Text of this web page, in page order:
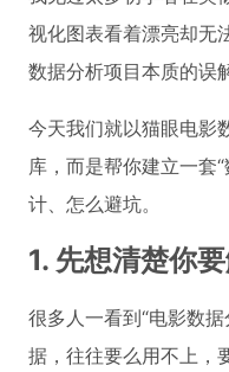
视化图表看着漂亮却无
数据分析项目本质的
今天我们就以猫眼电影
库，而是帮你建立一套
计、怎么避坑。
1. 先想清楚你
很多人一看到“电影数
据，往往要么用不上，